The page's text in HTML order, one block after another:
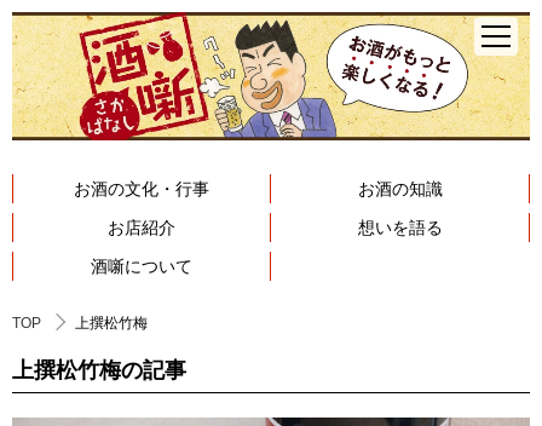
お酒の文化・行事
お酒の知識
お店紹介
想いを語る
酒噺について
TOP 上撰松竹梅
上撰松竹梅の記事